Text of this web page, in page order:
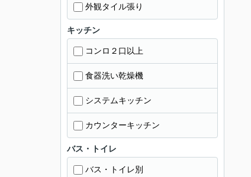
外観タイル張り
キッチン
コンロ２口以上
食器洗い乾燥機
システムキッチン
カウンターキッチン
バス・トイレ
バス・トイレ別